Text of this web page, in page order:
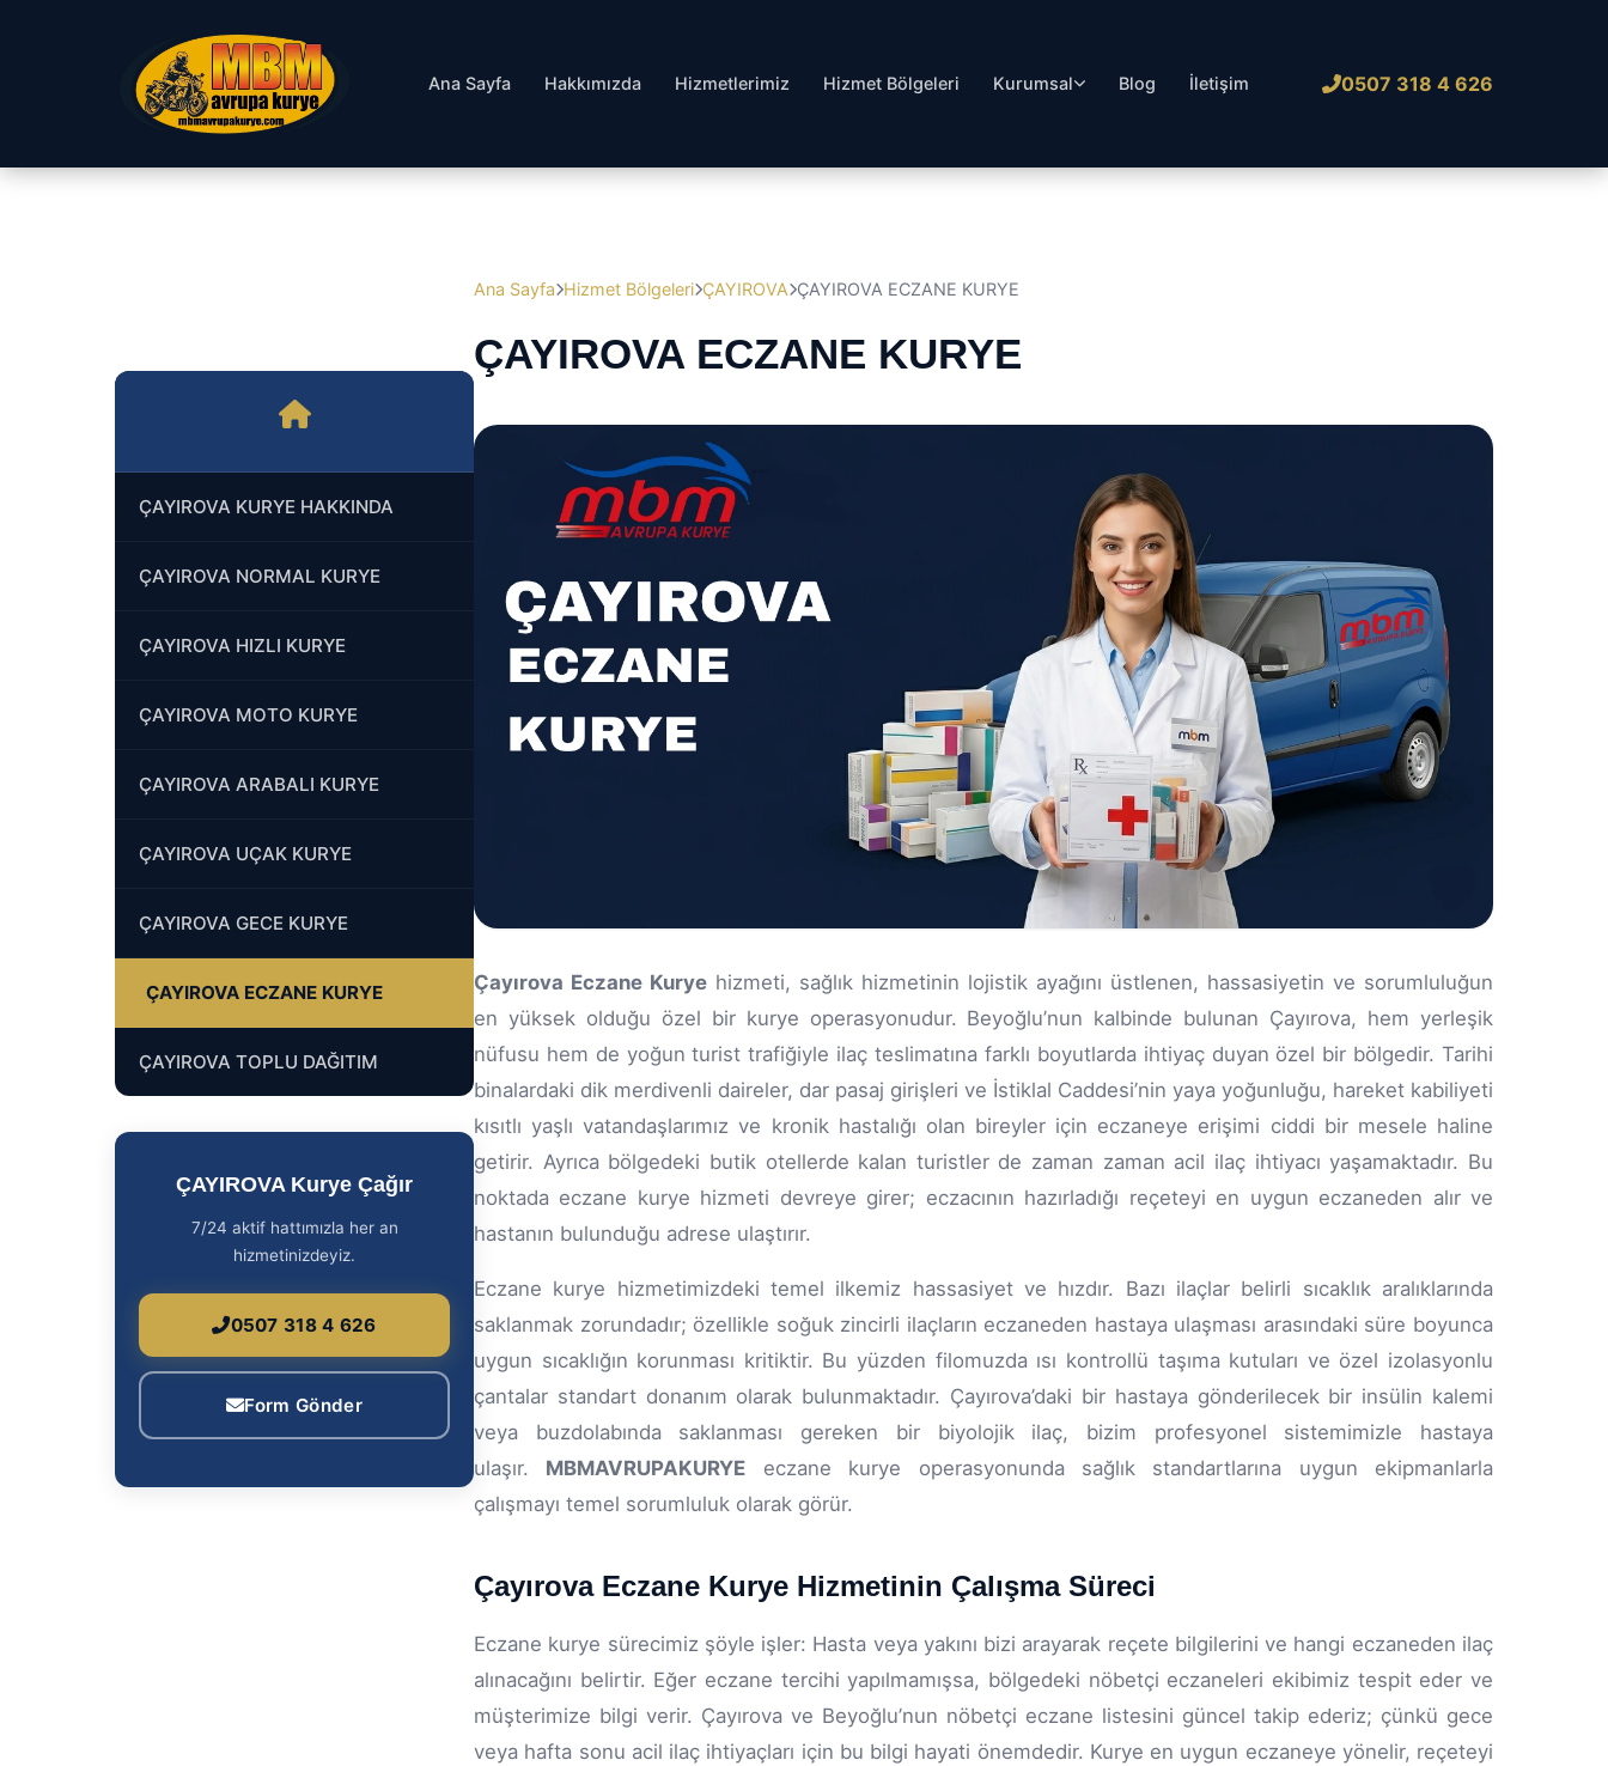
Ana Sayfa Hakkımızda Hizmetlerimiz Hizmet Bölgeleri Kurumsal Blog İletişim 0507 318 4 626
ÇAYIROVA KURYE HAKKINDA
ÇAYIROVA NORMAL KURYE
ÇAYIROVA HIZLI KURYE
ÇAYIROVA MOTO KURYE
ÇAYIROVA ARABALI KURYE
ÇAYIROVA UÇAK KURYE
ÇAYIROVA GECE KURYE
ÇAYIROVA ECZANE KURYE
ÇAYIROVA TOPLU DAĞITIM
ÇAYIROVA Kurye Çağır
7/24 aktif hattımızla her an
hizmetinizdeyiz.
0507 318 4 626
Form Gönder
Ana Sayfa Hizmet Bölgeleri ÇAYIROVA ÇAYIROVA ECZANE KURYE
ÇAYIROVA ECZANE KURYE
Çayırova Eczane Kurye hizmeti, sağlık hizmetinin lojistik ayağını üstlenen, hassasiyetin ve sorumluluğun
en yüksek olduğu özel bir kurye operasyonudur. Beyoğlu’nun kalbinde bulunan Çayırova, hem yerleşik
nüfusu hem de yoğun turist trafiğiyle ilaç teslimatına farklı boyutlarda ihtiyaç duyan özel bir bölgedir. Tarihi
binalardaki dik merdivenli daireler, dar pasaj girişleri ve İstiklal Caddesi’nin yaya yoğunluğu, hareket kabiliyeti
kısıtlı yaşlı vatandaşlarımız ve kronik hastalığı olan bireyler için eczaneye erişimi ciddi bir mesele haline
getirir. Ayrıca bölgedeki butik otellerde kalan turistler de zaman zaman acil ilaç ihtiyacı yaşamaktadır. Bu
noktada eczane kurye hizmeti devreye girer; eczacının hazırladığı reçeteyi en uygun eczaneden alır ve
hastanın bulunduğu adrese ulaştırır.
Eczane kurye hizmetimizdeki temel ilkemiz hassasiyet ve hızdır. Bazı ilaçlar belirli sıcaklık aralıklarında
saklanmak zorundadır; özellikle soğuk zincirli ilaçların eczaneden hastaya ulaşması arasındaki süre boyunca
uygun sıcaklığın korunması kritiktir. Bu yüzden filomuzda ısı kontrollü taşıma kutuları ve özel izolasyonlu
çantalar standart donanım olarak bulunmaktadır. Çayırova’daki bir hastaya gönderilecek bir insülin kalemi
veya buzdolabında saklanması gereken bir biyolojik ilaç, bizim profesyonel sistemimizle hastaya
ulaşır. MBMAVRUPAKURYE eczane kurye operasyonunda sağlık standartlarına uygun ekipmanlarla
çalışmayı temel sorumluluk olarak görür.
Çayırova Eczane Kurye Hizmetinin Çalışma Süreci
Eczane kurye sürecimiz şöyle işler: Hasta veya yakını bizi arayarak reçete bilgilerini ve hangi eczaneden ilaç
alınacağını belirtir. Eğer eczane tercihi yapılmamışsa, bölgedeki nöbetçi eczaneleri ekibimiz tespit eder ve
müşterimize bilgi verir. Çayırova ve Beyoğlu’nun nöbetçi eczane listesini güncel takip ederiz; çünkü gece
veya hafta sonu acil ilaç ihtiyaçları için bu bilgi hayati önemdedir. Kurye en uygun eczaneye yönelir, reçeteyi